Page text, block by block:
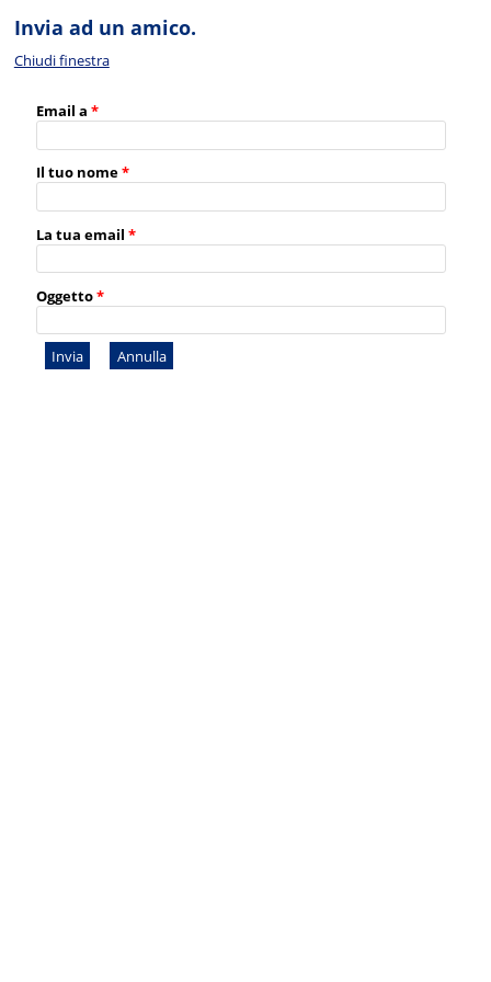
Invia ad un amico.
Chiudi finestra
Email a *
Il tuo nome*
La tua email *
Oggetto*
Invia Annulla